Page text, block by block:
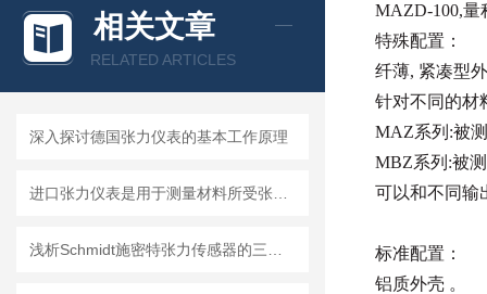
相关文章
RELATED ARTICLES
深入探讨德国张力仪表的基本工作原理
MAZD-100,量
特殊配置：
纤薄, 紧凑型
针对不同的材
MAZ系列:被
MBZ系列:被
可以和不同输
标准配置：
铝质外壳 。